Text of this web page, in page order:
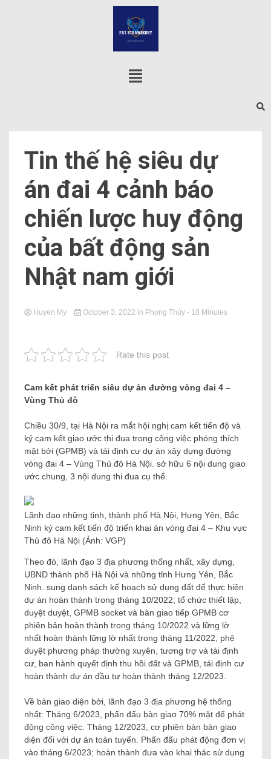
Tin thế hệ siêu dự
án đai 4 cảnh báo
chiến lược huy động
của bất động sản
Nhật nam giới
Huyen My October 3, 2022 in Phong Thủy - 18 Minutes
Rate this post
Cam kết phát triển siêu dự án đường vòng đai 4 –
Vùng Thủ đô
Chiều 30/9, tại Hà Nội ra mắt hội nghị cam kết tiến độ và
ký cam kết giao ước thi đua trong công việc phóng thích
mặt bởi (GPMB) và tái định cư dự án xây dựng đường
vòng đai 4 – Vùng Thủ đô Hà Nội. sở hữu 6 nội dung giao
ước chung, 3 nội dung thi đua cụ thể.
Lãnh đạo những tỉnh, thành phố Hà Nội, Hưng Yên, Bắc
Ninh ký cam kết tiến độ triển khai án vòng đai 4 – Khu vực
Thủ đô Hà Nội (Ảnh: VGP)
Theo đó, lãnh đạo 3 địa phương thống nhất, xây dựng,
UBND thành phố Hà Nội và những tỉnh Hưng Yên, Bắc
Ninh. sung danh sách kế hoạch sử dụng đất để thực hiện
dự án hoàn thành trong tháng 10/2022; tổ chức thiết lập,
duyệt duyệt, GPMB socket và bàn giao tiếp GPMB cơ
phiên bản hoàn thành trong tháng 10/2022 và lững lờ
nhất hoàn thành lững lờ nhất trong tháng 11/2022; phê
duyệt phương pháp thường xuyên, tương trợ và tái định
cư, ban hành quyết định thu hồi đất và GPMB, tái định cư
hoàn thành dự án đầu tư hoàn thành tháng 12/2023.
Về bàn giao diện bởi, lãnh đạo 3 địa phương hệ thống
nhất: Tháng 6/2023, phấn đấu bàn giao 70% mặt để phát
động công việc. Tháng 12/2023, cơ phiên bản bàn giao
diện đối với dự án toàn tuyến. Phấn đấu phát động đơn vị
vào tháng 6/2023; hoàn thành đưa vào khai thác sử dụng